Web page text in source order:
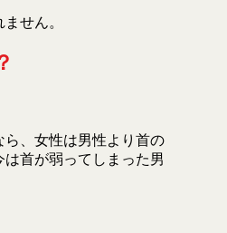
せん。
、女性は男性より首の
首が弱ってしまった男